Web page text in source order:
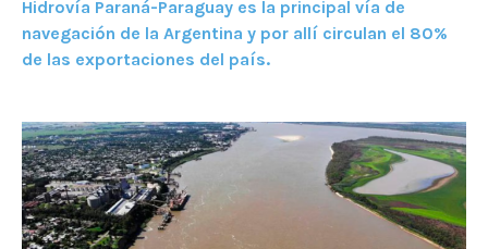
Hidrovía Paraná-Paraguay es la principal vía de
navegación de la Argentina y por allí circulan el 80%
de las exportaciones del país.